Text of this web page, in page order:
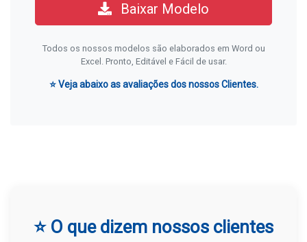
Baixar Modelo
Todos os nossos modelos são elaborados em Word ou
Excel. Pronto, Editável e Fácil de usar.
⭐ Veja abaixo as avaliações dos nossos Clientes.
⭐ O que dizem nossos clientes